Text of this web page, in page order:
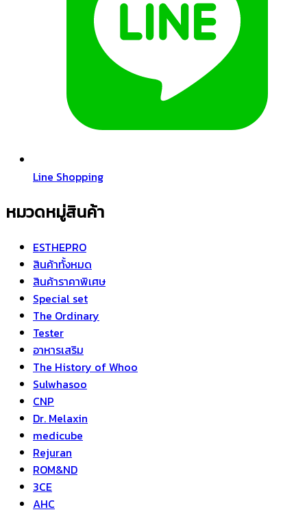
Line Shopping
หมวดหมู่สินค้า
ESTHEPRO
สินค้าทั้งหมด
สินค้าราคาพิเศษ
Special set
The Ordinary
Tester
อาหารเสริม
The History of Whoo
Sulwhasoo
CNP
Dr. Melaxin
medicube
Rejuran
ROM&ND
3CE
AHC